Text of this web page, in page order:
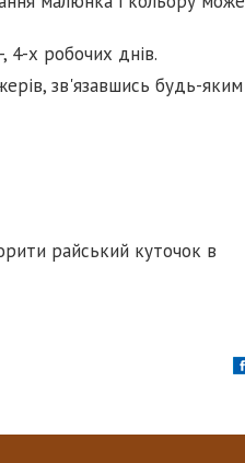
4-х робочих днів.
зв'язавшись будь-яким
райський куточок в